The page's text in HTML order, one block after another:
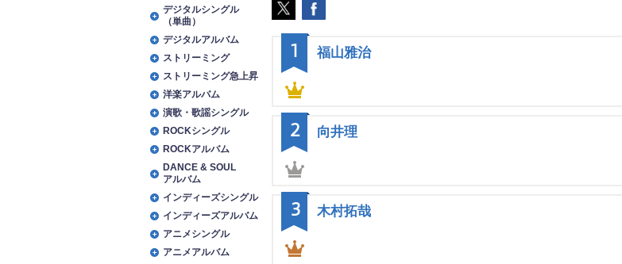
福山雅治
1
向井理
2
木村拓哉
3
デジタルシングル
（単曲）
デジタルアルバム
ストリーミング
ストリーミング急上昇
洋楽アルバム
演歌・歌謡シングル
ROCKシングル
ROCKアルバム
DANCE & SOUL
アルバム
インディーズシングル
インディーズアルバム
アニメシングル
アニメアルバム